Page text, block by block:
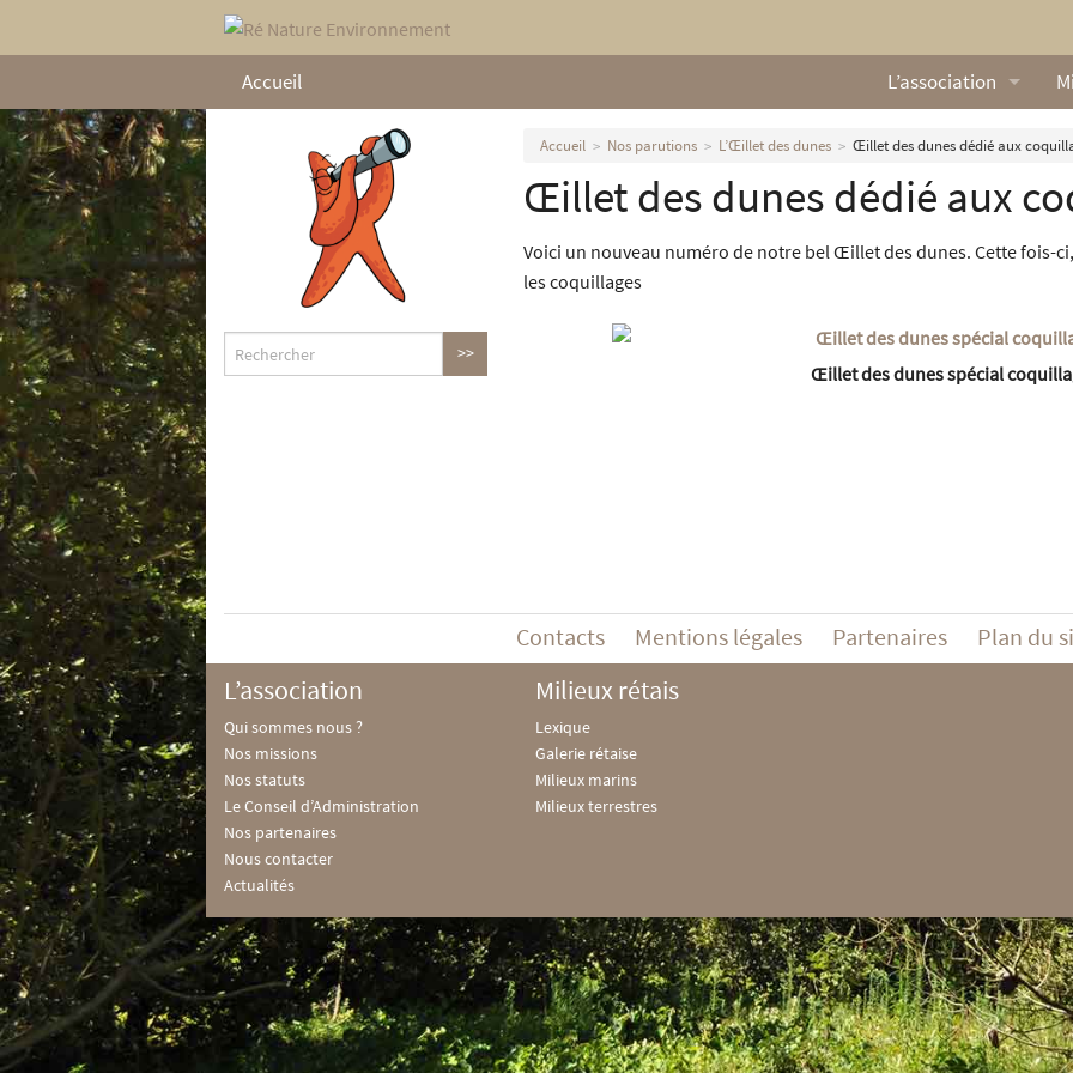
Accueil L’association
Qui sommes nous ?
Nos missions
Nos statuts
Nos partenaires
Accueil Nos parutions L’Œillet des dunes Œillet des dunes dédié aux
Œillet des dunes dédié aux
Voici un nouveau numéro de notre bel Œillet des dunes. Cette fois-
les coquillages
Œillet des dunes spécial
Contacts Mentions légales Partenaires Plan du
L’association
Qui sommes nous ?
Nos missions
Nos statuts
Le Conseil d’Administration
Nos partenaires
Nous contacter
Actualités
Milieux rétais
Lexique
Galerie rétaise
Milieux marins
Milieux terrestres